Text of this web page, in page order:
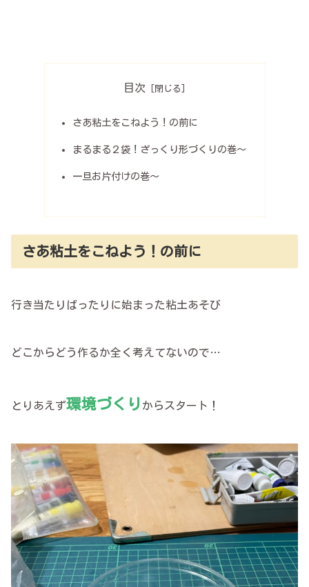
目次
さあ粘土をこねよう！の前に
まるまる２袋！ざっくり形づくりの巻〜
一旦お片付けの巻〜
さあ粘土をこねよう！の前に
行き当たりばったりに始まった粘土あそび
どこからどう作るか全く考えてないので…
とりあえず環境づくり からスタート！